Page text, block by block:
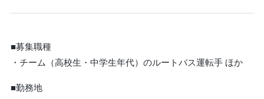
■募集職種
・チーム（高校生・中学生年代）のルートバス運転手 ほか
■勤務地